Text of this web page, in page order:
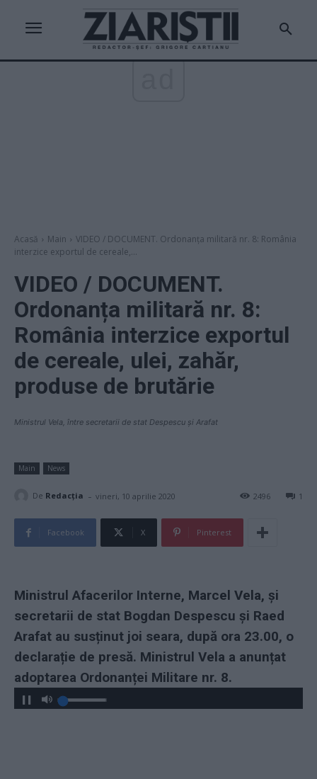
Acasă Main
VIDEO / DOCUMENT. Ordonanța militară nr. 8: România
interzice exportul de cereale,...
VIDEO / DOCUMENT.
Ordonanța militară nr. 8:
România interzice exportul
de cereale, ulei, zahăr,
produse de brutărie
Ministrul Vela, între secretarii de stat Despescu și Arafat
Main News
De Redacţia - vineri, 10 aprilie 2020 1
2496
Facebook X Pinterest
Ministrul Afacerilor Interne, Marcel Vela, și
secretarii de stat Bogdan Despescu și Raed
Arafat au susținut joi seara, după ora 23.00, o
declarație de presă. Ministrul Vela a anunțat
adoptarea Ordonanței Militare nr. 8.